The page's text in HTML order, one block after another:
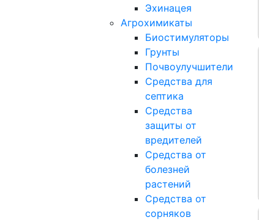
Эхинацея
Агрохимикаты
Биостимуляторы
Грунты
Почвоулучшители
Средства для
септика
Средства
защиты от
вредителей
Средства от
болезней
растений
Средства от
сорняков